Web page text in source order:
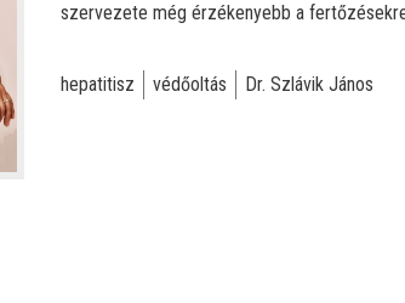
szervezete még érzékenyebb a
hepatitisz védőoltás Dr. Szlávik János